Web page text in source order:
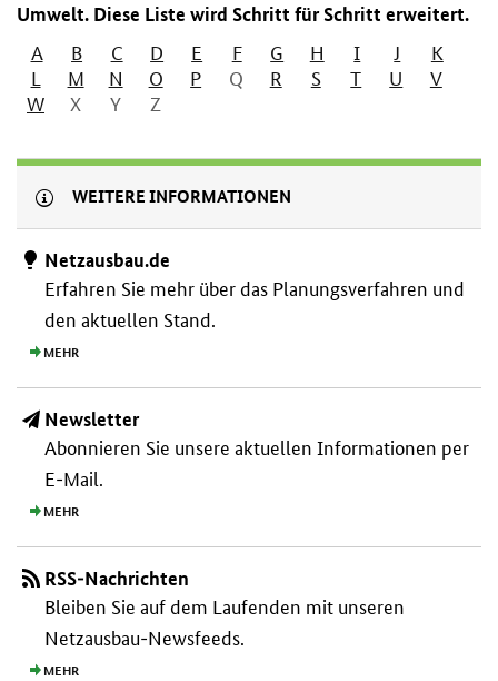
Umwelt. Diese Liste wird Schritt für Schritt erweitert.
A
B C D E F G H I J
K
L
M N O P Q R S T U
V
W
X Y Z
WEITERE INFORMATIONEN
Netzausbau.de
Erfahren Sie mehr über das Planungs­verfahren und
den aktuellen Stand.
MEHR
Newsletter
Abonnieren Sie unsere aktuellen Informationen per
E-Mail.
MEHR
RSS-Nachrichten
Bleiben Sie auf dem Laufenden mit unseren
Netzausbau-Newsfeeds.
MEHR